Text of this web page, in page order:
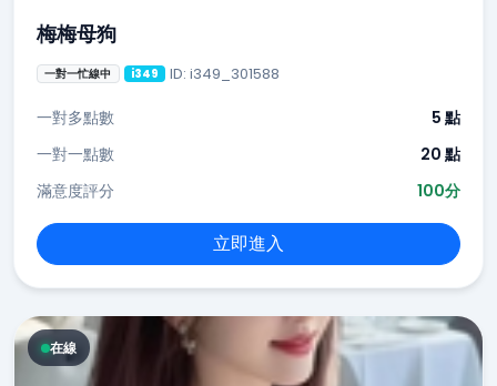
梅梅母狗
一對一忙線中 i349 ID: i349_301588
一對多點數
5 點
一對一點數
20 點
滿意度評分
100分
立即進入
在線